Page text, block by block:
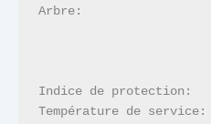
Arbre:
Indice de protection:
Température de